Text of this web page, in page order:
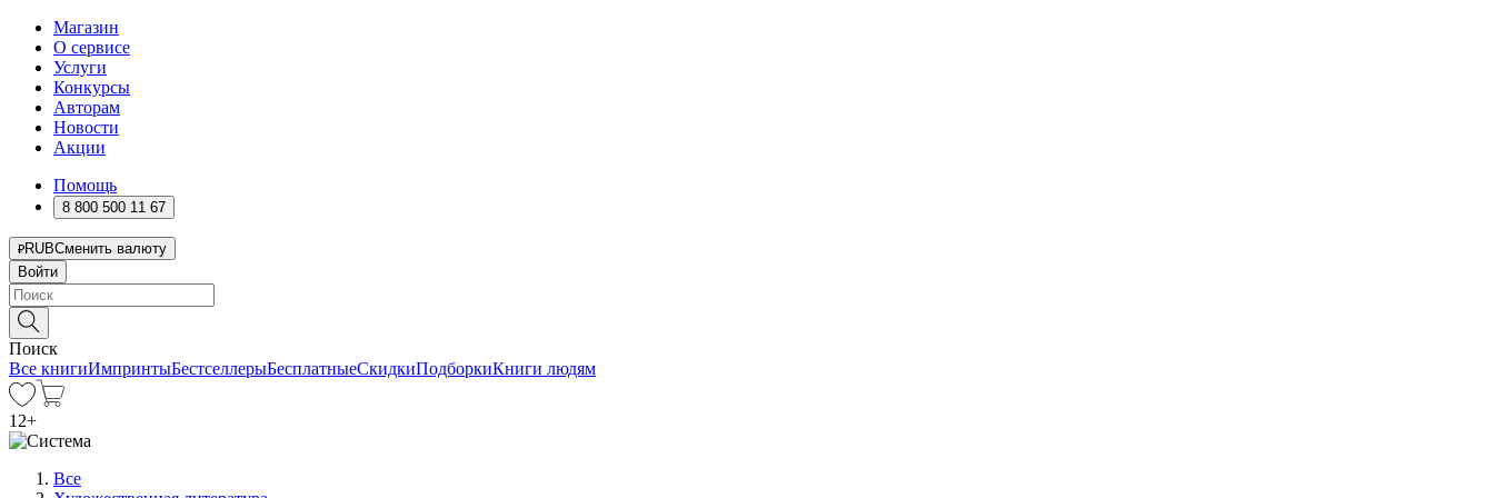
Магазин
О сервисе
Услуги
Конкурсы
Авторам
Новости
Акции
Помощь
8 800 500 11 67
RUBСменить валюту
Войти
Поиск
Все книгиИмпринтыБестселлерыБесплатныеСкидкиПодборкиКниги людям
12+
Все